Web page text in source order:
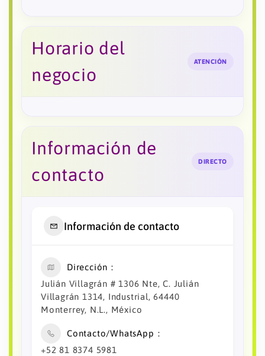
Horario del
negocio
ATENCIÓN
Información de
contacto
DIRECTO
Información de contacto
Dirección
Julián Villagrán # 1306 Nte, C. Julián
Villagrán 1314, Industrial, 64440
Monterrey, N.L., México
Contacto/WhatsApp
+52 81 8374 5981